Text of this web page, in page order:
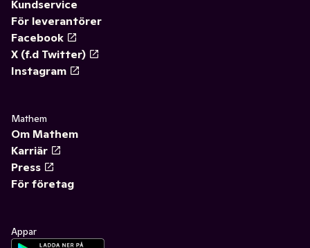
Kundservice
För leverantörer
Facebook
X (f.d Twitter)
Instagram
Mathem
Om Mathem
Karriär
Press
För företag
Appar